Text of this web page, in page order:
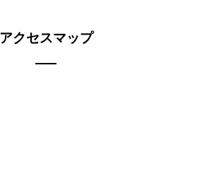
アクセスマップ